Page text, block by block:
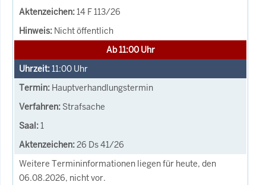
14 F 113/26
Nicht öffentlich
Ab 11:00 Uhr
11:00 Uhr
Hauptverhandlungstermin
Strafsache
1
26 Ds 41/26
Weitere Termininformationen liegen für heute, den
06.08.2026, nicht vor.